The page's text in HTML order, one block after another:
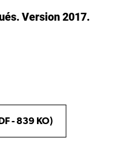
Version 2017.
- 839 KO)